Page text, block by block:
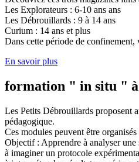
Les Explorateurs : 6-10 ans ans
Les Débrouillards : 9 à 14 ans
Curium : 14 ans et plus
Dans cette période de confinement,
En savoir plus
formation " in situ " à
Les Petits Débrouillards proposent
pédagogique.
Ces modules peuvent être
Objectif : Apprendre à analyser une
à imaginer un protocole